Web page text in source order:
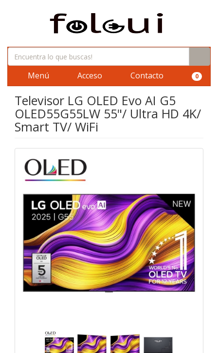
Menú Acceso Contacto 0
Televisor LG OLED Evo AI G5
OLED55G55LW 55"/ Ultra HD 4K/
Smart TV/ WiFi